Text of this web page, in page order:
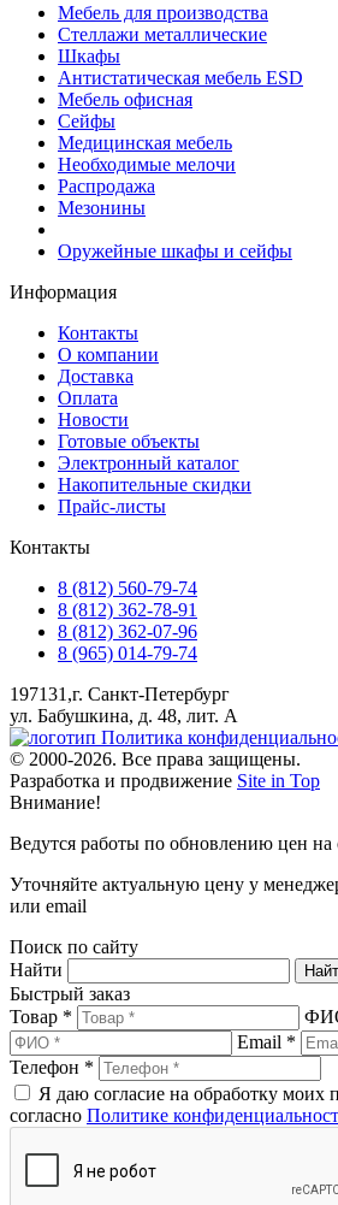
Мебель для производства
Стеллажи металлические
Шкафы
Антистатическая мебель ESD
Мебель офисная
Сейфы
Медицинская мебель
Необходимые мелочи
Распродажа
Мезонины
Оружейные шкафы и сейфы
Информация
Контакты
О компании
Доставка
Оплата
Новости
Готовые объекты
Электронный каталог
Накопительные скидки
Прайс-листы
Контакты
8 (812) 560-79-74
8 (812) 362-78-91
8 (812) 362-07-96
8 (965) 014-79-74
197131,г. Санкт-Петербург
ул. Бабушкина, д. 48, лит. А
Политика
© 2000-2026. Все права защищены.
Разработка и продвижение Site in Top
Внимание!
Ведутся работы по обновлению цен на
Уточняйте актуальную цену у
или email
Поиск по сайту
Найти
Быстрый заказ
Товар *
Email *
Телефон *
Я даю согласие на обработку моих
согласно Политике